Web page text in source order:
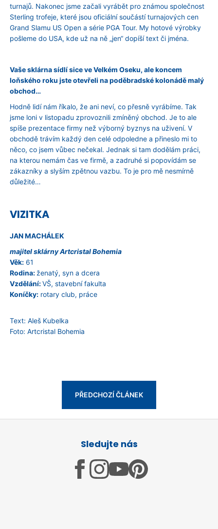
turnajů. Nakonec jsme začali vyrábět pro známou společnost
Sterling trofeje, které jsou oficiální součástí turnajových cen
Grand Slamu US Open a série PGA Tour. My hotové výrobky
pošleme do USA, kde už na ně „jen“ dopíší text či jména.
Vaše sklárna sídlí sice ve Velkém Oseku, ale koncem
loňského roku jste otevřeli na poděbradské kolonádě malý
obchod…
Hodně lidí nám říkalo, že ani neví, co přesně vyrábíme. Tak
jsme loni v listopadu zprovoznili zmíněný obchod. Je to ale
spíše prezentace firmy než výborný byznys na uživení. V
obchodě trávím každý den celé odpoledne a přineslo mi to
něco, co jsem vůbec nečekal. Jednak si tam dodělám práci,
na kterou nemám čas ve firmě, a zadruhé si popovídám se
zákazníky a slyším zpětnou vazbu. To je pro mě nesmírně
důležité…
VIZITKA
JAN MACHÁLEK
majitel sklárny Artcristal Bohemia
Věk: 61
Rodina: ženatý, syn a dcera
Vzdělání:VŠ, stavební fakulta
Koníčky: rotary club, práce
Text: Aleš Kubelka
Foto: Artcristal Bohemia
PŘEDCHOZÍ ČLÁNEK
Sledujte nás